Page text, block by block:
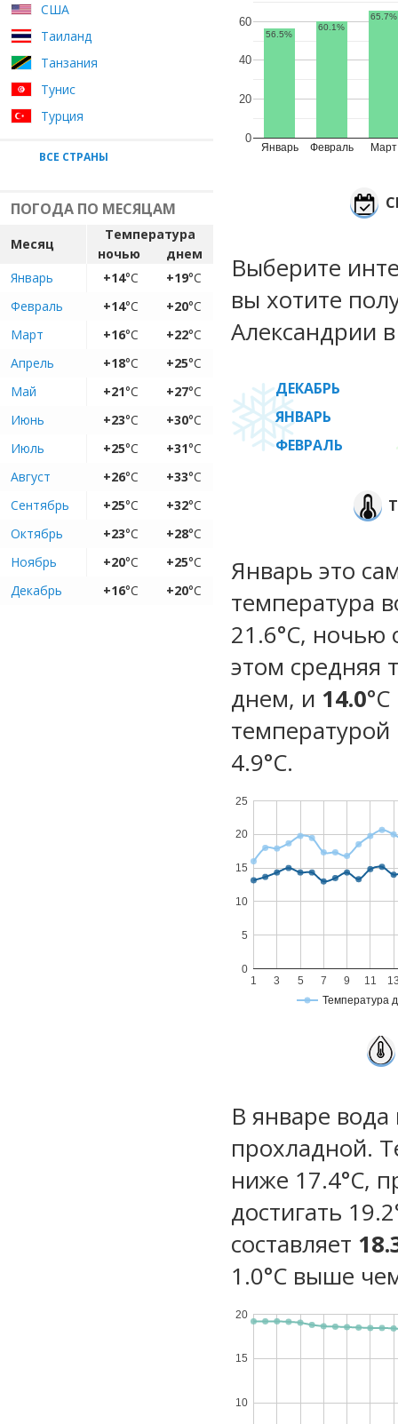
США
Таиланд
Танзания
Тунис
Турция
ВСЕ СТРАНЫ
ПОГОДА ПО МЕСЯЦАМ
Месяц
Температура
ночью
днем
Январь
+14°C +19°C
Февраль
+14°C +20°C
Март
+16°C +22°C
Апрель
+18°C +25°C
Май
+21°C +27°C
Июнь
+23°C +30°C
Июль
+25°C +31°C
Август
+26°C +33°C
Сентябрь
+25°C +32°C
Октябрь
+23°C +28°C
Ноябрь
+20°C +25°C
Декабрь
+16°C +20°C
Январь Февраль Март
0
20
40
60
56.5%
60.1%
65.7%
Выберите
вы хотите
Александрии
ДЕКАБРЬ
ЯНВАРЬ
ФЕВРАЛЬ
Январь это
температура
21.6°C, ночью
этом средняя
днем, и 14.0
температурой
4.9°С.
Температура
1 3 5 7 9 11
0
5
10
15
20
25
В январе
прохладной.
ниже 17.4°C,
достигать
составляет
1.0°C выше
10
15
20